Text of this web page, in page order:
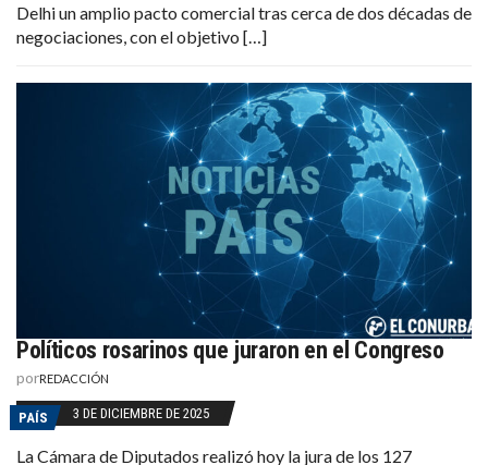
Delhi un amplio pacto comercial tras cerca de dos décadas de
negociaciones, con el objetivo […]
Políticos rosarinos que juraron en el Congreso
porREDACCIÓN
PAÍS 3 DE DICIEMBRE DE 2025
La Cámara de Diputados realizó hoy la jura de los 127